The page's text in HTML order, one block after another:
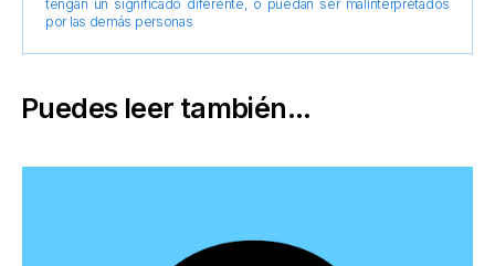
tengan un significado diferente, o puedan ser malinterpretados
por las demás personas
Puedes leer también...